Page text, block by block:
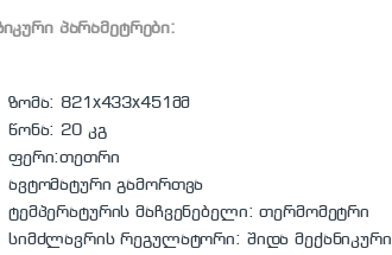
პარამეტრები:
ზომა: 821x433x451მმ
წონა: 20 კგ
ფერი:თეთრი
ავტომატური გამორთვა
ტემპერატურის მაჩვენებელი: თერმომეტრი
სიმძლავრის რეგულატორი: შიდა მექანიკური